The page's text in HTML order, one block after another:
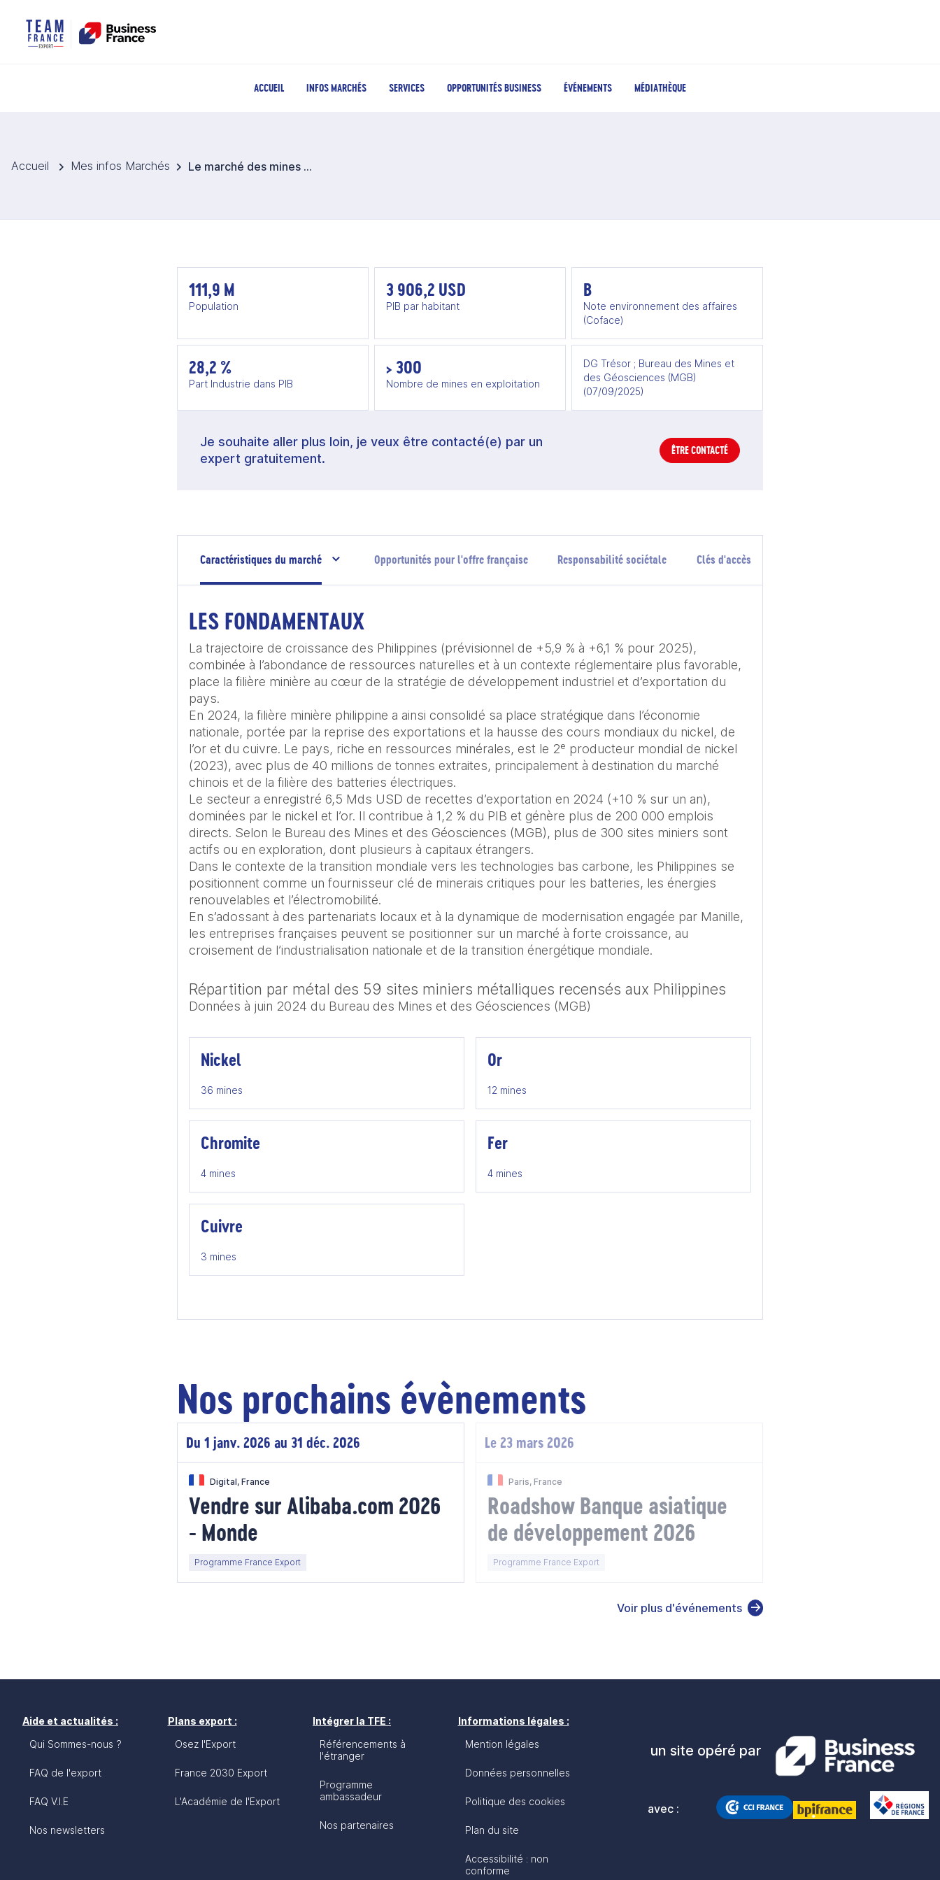
ACCUEIL INFOS MARCHÉS SERVICES OPPORTUNITÉS BUSINESS ÉVÉNEMENTS MÉDIATHÈQUE
Accueil Mes infos Marchés Le marché des mines aux Philippines
111,9 M
Population
3 906,2 USD
PIB par habitant
B
Note environnement des affaires
(Coface)
28,2 %
Part Industrie dans PIB
> 300
Nombre de mines en exploitation
DG Trésor ; Bureau des Mines et
des Géosciences (MGB)
(07/09/2025)
Je souhaite aller plus loin, je veux être contacté(e) par un
expert gratuitement.
ÊTRE CONTACTÉ
Caractéristiques du marché Opportunités pour l'offre française Responsabilité sociétale Clés d'accès
LES FONDAMENTAUX
La trajectoire de croissance des Philippines (prévisionnel de +5,9 % à +6,1 % pour 2025),
combinée à l’abondance de ressources naturelles et à un contexte réglementaire plus favorable,
place la filière minière au cœur de la stratégie de développement industriel et d’exportation du
pays.
En 2024, la filière minière philippine a ainsi consolidé sa place stratégique dans l’économie
nationale, portée par la reprise des exportations et la hausse des cours mondiaux du nickel, de
l’or et du cuivre. Le pays, riche en ressources minérales, est le 2ᵉ producteur mondial de nickel
(2023), avec plus de 40 millions de tonnes extraites, principalement à destination du marché
chinois et de la filière des batteries électriques.
Le secteur a enregistré 6,5 Mds USD de recettes d’exportation en 2024 (+10 % sur un an),
dominées par le nickel et l’or. Il contribue à 1,2 % du PIB et génère plus de 200 000 emplois
directs. Selon le Bureau des Mines et des Géosciences (MGB), plus de 300 sites miniers sont
actifs ou en exploration, dont plusieurs à capitaux étrangers.
Dans le contexte de la transition mondiale vers les technologies bas carbone, les Philippines se
positionnent comme un fournisseur clé de minerais critiques pour les batteries, les énergies
renouvelables et l’électromobilité.
En s’adossant à des partenariats locaux et à la dynamique de modernisation engagée par Manille,
les entreprises françaises peuvent se positionner sur un marché à forte croissance, au
croisement de l’industrialisation nationale et de la transition énergétique mondiale.
Répartition par métal des 59 sites miniers métalliques recensés aux Philippines
Données à juin 2024 du Bureau des Mines et des Géosciences (MGB)
Nickel
36 mines
Or
12 mines
Chromite
4 mines
Fer
4 mines
Cuivre
3 mines
Nos prochains évènements
Du 1 janv. 2026 au 31 déc. 2026
Digital, France
Vendre sur Alibaba.com 2026
- Monde
Programme France Export
Le 23 mars 2026
Paris, France
Roadshow Banque asiatique
de développement 2026
Programme France Export
Voir plus d'événements
Aide et actualités :
Qui Sommes-nous ?
FAQ de l'export
FAQ V.I.E
Nos newsletters
Plans export :
Osez l'Export
France 2030 Export
L'Académie de l'Export
Intégrer la TFE :
Référencements à
l'étranger
Programme
ambassadeur
Nos partenaires
Informations légales :
Mention légales
Données personnelles
Politique des cookies
Plan du site
Accessibilité : non
conforme
un site opéré par
avec :